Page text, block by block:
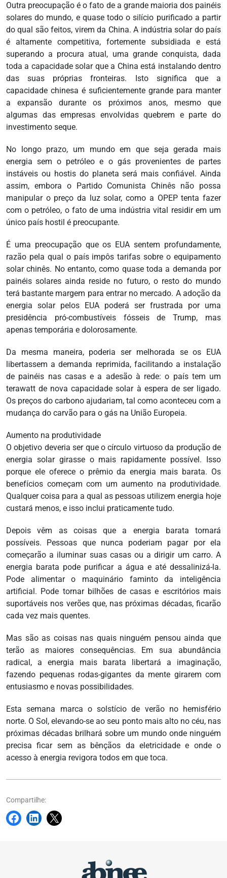
Outra preocupação é o fato de a grande maioria dos painéis
solares do mundo, e quase todo o silício purificado a partir
do qual são feitos, virem da China. A indústria solar do país
é altamente competitiva, fortemente subsidiada e está
superando a procura atual, uma grande conquista, dada
toda a capacidade solar que a China está instalando dentro
das suas próprias fronteiras. Isto significa que a
capacidade chinesa é suficientemente grande para manter
a expansão durante os próximos anos, mesmo que
algumas das empresas envolvidas quebrem e parte do
investimento seque.
No longo prazo, um mundo em que seja gerada mais
energia sem o petróleo e o gás provenientes de partes
instáveis ou hostis do planeta será mais confiável. Ainda
assim, embora o Partido Comunista Chinês não possa
manipular o preço da luz solar, como a OPEP tenta fazer
com o petróleo, o fato de uma indústria vital residir em um
único país hostil é preocupante.
É uma preocupação que os EUA sentem profundamente,
razão pela qual o país impôs tarifas sobre o equipamento
solar chinês. No entanto, como quase toda a demanda por
painéis solares ainda reside no futuro, o resto do mundo
terá bastante margem para entrar no mercado. A adoção da
energia solar pelos EUA poderá ser frustrada por uma
presidência pró-combustíveis fósseis de Trump, mas
apenas temporária e dolorosamente.
Da mesma maneira, poderia ser melhorada se os EUA
libertassem a demanda reprimida, facilitando a instalação
de painéis nas casas e a adesão à rede: o país tem um
terawatt de nova capacidade solar à espera de ser ligado.
Os preços do carbono ajudariam, tal como aconteceu com a
mudança do carvão para o gás na União Europeia.
Aumento na produtividade
O objetivo deveria ser que o círculo virtuoso da produção de
energia solar girasse o mais rapidamente possível. Isso
porque ele oferece o prêmio da energia mais barata. Os
benefícios começam com um aumento na produtividade.
Qualquer coisa para a qual as pessoas utilizem energia hoje
custará menos, e isso inclui praticamente tudo.
Depois vêm as coisas que a energia barata tornará
possíveis. Pessoas que nunca poderiam pagar por ela
começarão a iluminar suas casas ou a dirigir um carro. A
energia barata pode purificar a água e até dessalinizá-la.
Pode alimentar o maquinário faminto da inteligência
artificial. Pode tornar bilhões de casas e escritórios mais
suportáveis nos verões que, nas próximas décadas, ficarão
cada vez mais quentes.
Mas são as coisas nas quais ninguém pensou ainda que
terão as maiores consequências. Em sua abundância
radical, a energia mais barata libertará a imaginação,
fazendo pequenas rodas-gigantes da mente girarem com
entusiasmo e novas possibilidades.
Esta semana marca o solstício de verão no hemisfério
norte. O Sol, elevando-se ao seu ponto mais alto no céu, nas
próximas décadas brilhará sobre um mundo onde ninguém
precisa ficar sem as bênçãos da eletricidade e onde o
acesso à energia revigora todos em que toca.
Compartilhe: